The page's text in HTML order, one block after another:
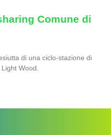
Comune di
di una ciclo-stazione di
Wood.